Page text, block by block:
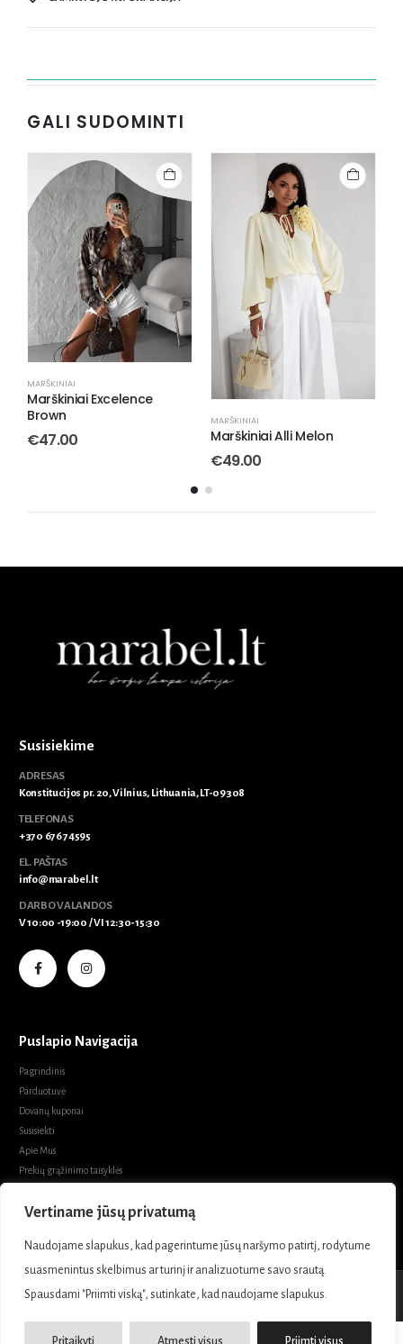
Vertiname jūsų privatumą
Naudojame slapukus, kad pagerintume jūsų naršymo patirtį, rodytume
suasmenintus skelbimus ar turinį ir analizuotume savo srautą.
Spausdami "Priimti viską", sutinkate, kad naudojame slapukus.
Pritaikyti Atmesti visus Priimti visus
GALI SUDOMINTI
MARŠKINIAI
Marškiniai Alli Melon
IŠPARDUOTA
MARŠKINIAI
Susisiekime
ADRESAS
Konstitucijos pr. 20, Vilnius, Lithuania, LT-09308
TELEFONAS
+370 676 74595
EL. PAŠTAS
info@marabel.lt
V 10:00 -19:00 / VI 12:30-15:30
Puslapio Navigacija
Pagrindinis
Parduotuvė
Dovanų kuponai
Susisiekti
Prekių grąžinimo taisyklės
Privatumo politika